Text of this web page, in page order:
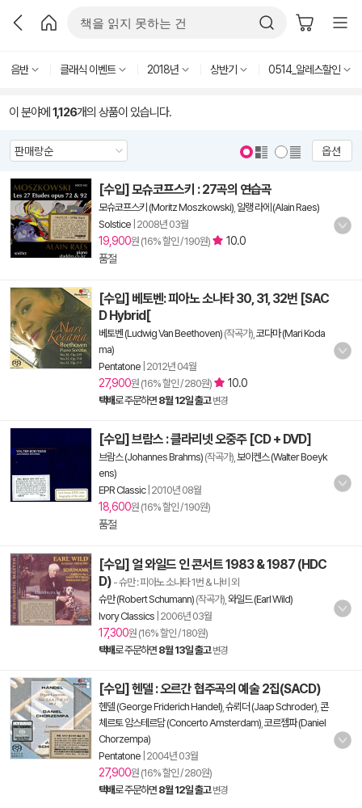
음반 클래식 이벤트 2018년 상반기 0514_알레스할인
이 분야에 1,126개의 상품이 있습니다.
옵션
[수입] 모슈코프스키 : 27곡의 연습곡
모슈코프스키 (Moritz Moszkowski) 알랭 라에 (Alain Raes)
Solstice 2008년 03월
19,900원 (16% 할인 / 190원)
10.0
품절
[수입] 베토벤: 피아노 소나타 30, 31, 32번 [SAC
D Hybrid[
베토벤 (Ludwig Van Beethoven) (작곡가), 코다마 (Mari Koda
ma)
Pentatone 2012년 04월
27,900원 (16% 할인 / 280원) 10.0
택배로 주문하면 8월 12일 출고 변경
[수입] 브람스 : 클라리넷 오중주 [CD + DVD]
브람스 (Johannes Brahms) (작곡가), 보이켄스 (Walter Boeyk
ens)
EPR Classic| 2010년 08월
18,600원 (16% 할인 / 190원)
품절
[수입] 얼 와일드 인 콘서트 1983 & 1987 (HDC
D) - 슈만 : 피아노 소나타 1번 & 나비 외
슈만 (Robert Schumann) (작곡가), 와일드 (Earl Wild)
Ivory Classics 2006년 03월
17,300원 (16% 할인 / 180원)
택배로 주문하면 8월 13일 출고 변경
[수입] 헨델 : 오르간 협주곡의 예술 2집(SACD)
헨델 (George Friderich Handel) 슈뢰더 (Jaap Schroder) 콘
체르토 암스테르담 (Concerto Amsterdam) 코르젬파 (Daniel
Chorzempa)
Pentatone 2004년 03월
27,900원 (16% 할인 / 280원)
택배로 주문하면 8월 12일 출고 변경